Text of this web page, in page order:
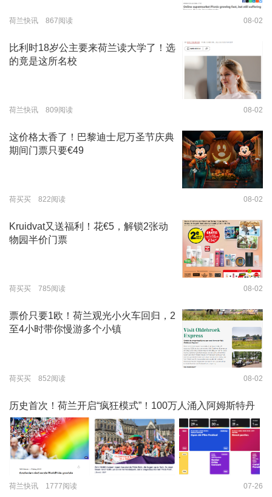
荷兰快讯 867阅读 08-02
比利时18岁公主要来荷兰读大学了！选
的竟是这所名校
荷兰快讯 809阅读 08-02
这价格太香了！巴黎迪士尼万圣节庆典
期间门票只要€49
荷买买 822阅读 08-02
Kruidvat又送福利！花€5，解锁2张动
物园半价门票
荷买买 785阅读 08-02
票价只要1欧！荷兰观光小火车回归，2
至4小时带你慢游多个小镇
荷买买 852阅读 08-02
历史首次！荷兰开启“疯狂模式”！100万人涌入阿姆斯特丹
荷兰快讯 1777阅读 07-26